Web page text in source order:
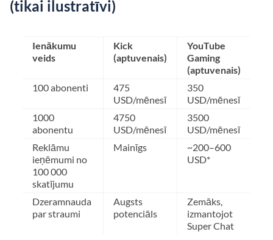
(tikai ilustratīvi)
Ienākumu
veids
Kick
(aptuvenais)
YouTube
Gaming
(aptuvenais)
100 abonenti
475
USD/mēnesī
350
USD/mēnesī
1000
abonentu
4750
USD/mēnesī
3500
USD/mēnesī
Reklāmu
ieņēmumi no
100 000
skatījumu
Mainīgs
~200–600
USD*
Dzeramnauda
par straumi
Augsts
potenciāls
Zemāks,
izmantojot
Super Chat